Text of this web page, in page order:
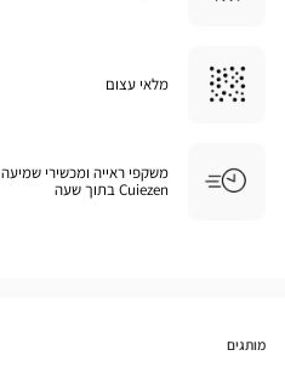
מלאי עצום
משקפי ראייה ומכשירי שמיעה
Cuiezen בתוך שעה
מותגים